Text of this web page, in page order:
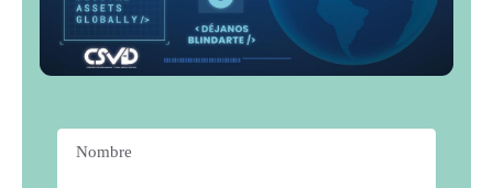
Nombre